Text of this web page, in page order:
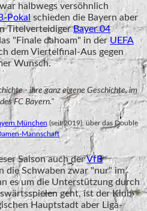
halbwegs versöhnlich
Pokalschieden die Bayern aber
TitelverteidigerBayer 04
"Finale dahoam" in derUEFA
dem Viertelfinal-Aus gegen
Wunsch.
- ihre ganz eigene Geschichte, im
FC Bayern."
München (seit 2019), über das Double
Mannschaft
Saison auch derVfB
die Schwaben zwar "nur" im
es um die Unterstützung durch
geht, ist der Klub
Hauptstadt aber Liga-